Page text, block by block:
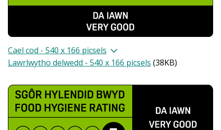
Cael cod - 540 x 166 picsels
Lawrlwytho delwedd - 540 x 166 picsels (38KB)